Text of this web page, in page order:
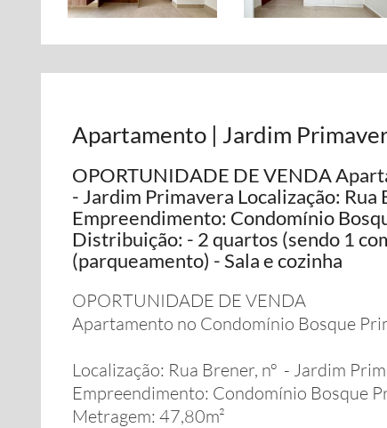
Apartamento | Jardim
OPORTUNIDADE DE VENDA
- Jardim Primavera Localização:
Empreendimento: Condomínio
Distribuição: - 2 quartos (sendo 1
(parqueamento) - Sala e cozinha
OPORTUNIDADE DE VENDA
Apartamento no Condomínio Bosque
Localização: Rua Brener, nº - Jardim
Empreendimento: Condomínio Bosque
Metragem: 47,80m²